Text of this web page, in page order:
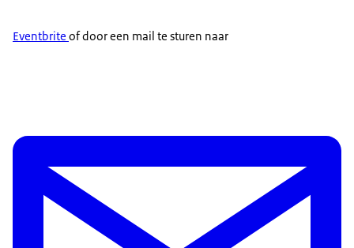
Eventbrite of door een mail te sturen naar